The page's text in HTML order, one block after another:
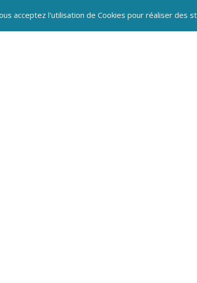
acceptez l'utilisation de Cookies pour réaliser des